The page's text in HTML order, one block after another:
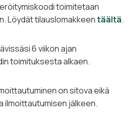
toimitetaan
Löydät tilauslomakkeentäältä.
6 viikon ajan
toimituksesta alkaen.
on sitova eikä
ilmoittautumisen jälkeen.